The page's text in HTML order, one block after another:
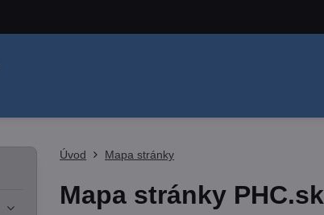
Úvod Mapa stránky
Mapa stránky PHC.sk